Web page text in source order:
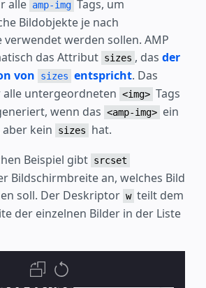
alle amp-img Tags, um
Bildobjekte je nach
werden sollen. AMP
das Attribut sizes , das der
von
sizes entspricht. Das
untergeordneten <img> Tags
wenn das <amp-img> ein
aber kein sizes
hat.
Beispiel gibt srcset
Bildschirmbreite an, welches Bild
soll. Der Deskriptor w teilt dem
der einzelnen Bilder in der Liste